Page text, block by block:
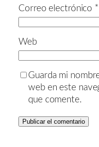
Correo electrónico *
Web
Guarda mi
web en este
que comente.